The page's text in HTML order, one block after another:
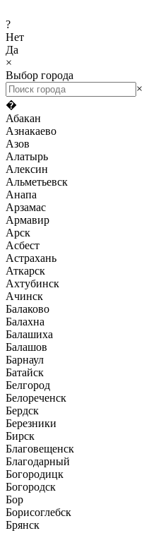
?
Нет
Да
×
Выбор города
×
�
Абакан
Азнакаево
Азов
Алатырь
Алексин
Альметьевск
Анапа
Арзамас
Армавир
Арск
Асбест
Астрахань
Аткарск
Ахтубинск
Ачинск
Балаково
Балахна
Балашиха
Балашов
Барнаул
Батайск
Белгород
Белореченск
Бердск
Березники
Бирск
Благовещенск
Благодарный
Богородицк
Богородск
Бор
Борисоглебск
Брянск